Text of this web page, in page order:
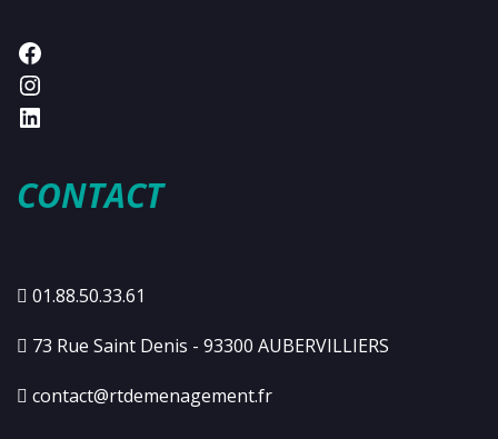
CONTACT
01.88.50.33.61
73 Rue Saint Denis - 93300 AUBERVILLIERS
contact@rtdemenagement.fr